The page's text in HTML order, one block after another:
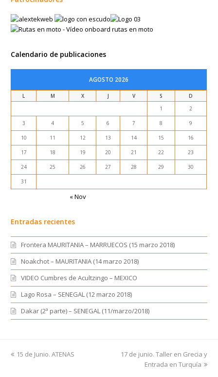
Calendario de publicaciones
AGOSTO 2026
L M X J V S
D
1
2
3 4 5 6 7 8 9
10 11 12 13 14 15 16
17 18 19 20 21 22 23
24 25 26 27 28 29 30
31
« Nov
Entradas recientes
Frontera MAURITANIA – MARRUECOS (15 marzo 2018)
Noakchot – MAURITANIA (14 marzo 2018)
VIDEO Cumbres de Acultzingo – MEXICO
Lago Rosa – SENEGAL (12 marzo 2018)
Dakar (2ª parte) – SENEGAL (11/marzo/2018)
previous
15 de Junio. ATENAS
next
17 de junio. Taller en Grecia y
Entrada en Turquía